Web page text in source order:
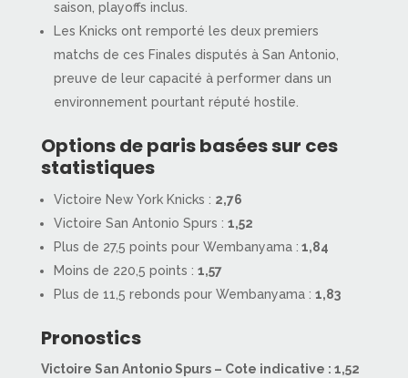
saison, playoffs inclus.
Les Knicks ont remporté les deux premiers
matchs de ces Finales disputés à San Antonio,
preuve de leur capacité à performer dans un
environnement pourtant réputé hostile.
Options de paris basées sur ces
statistiques
Victoire New York Knicks : 2,76
Victoire San Antonio Spurs : 1,52
Plus de 27,5 points pour Wembanyama : 1,84
Moins de 220,5 points : 1,57
Plus de 11,5 rebonds pour Wembanyama : 1,83
Pronostics
Victoire San Antonio Spurs – Cote indicative : 1,52